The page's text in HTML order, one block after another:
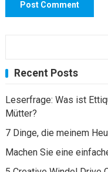
Recent Posts
Leserfrage: Was ist
Mütter?
7 Dinge, die meinem
Machen Sie eine